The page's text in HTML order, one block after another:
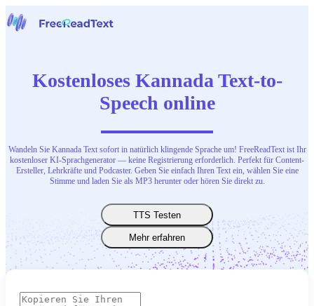
Werkzeuge
Deutsch
Kostenloses Kannada Text-to-
Speech online
Wandeln Sie Kannada Text sofort in natürlich klingende Sprache um! FreeReadText ist Ihr
kostenloser KI-Sprachgenerator — keine Registrierung erforderlich. Perfekt für Content-
Ersteller, Lehrkräfte und Podcaster. Geben Sie einfach Ihren Text ein, wählen Sie eine
Stimme und laden Sie als MP3 herunter oder hören Sie direkt zu.
TTS Testen
Mehr erfahren